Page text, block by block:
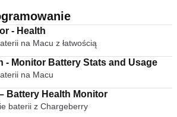
- Health
na Macu z łatwością
- Monitor Battery Stats and Usage
na Macu
Battery Health Monitor
baterii z Chargeberry